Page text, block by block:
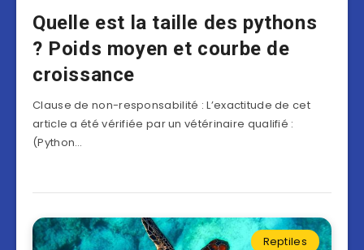
Quelle est la taille des pythons
? Poids moyen et courbe de
croissance
Clause de non-responsabilité : L’exactitude de cet
article a été vérifiée par un vétérinaire qualifié :
(Python…
Reptiles